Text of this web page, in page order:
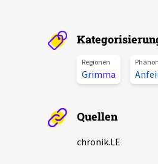
Regionen
Grimma
Quellen
chronik.LE